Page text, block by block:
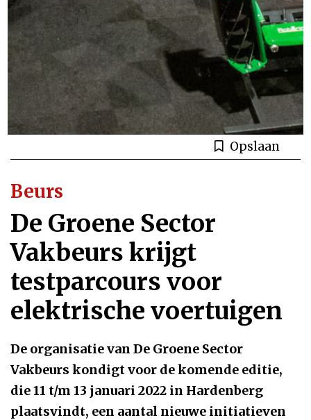
Opslaan
Beurs
De Groene Sector
Vakbeurs krijgt
testparcours voor
elektrische voertuigen
De organisatie van De Groene Sector
Vakbeurs kondigt voor de komende editie,
die 11 t/m 13 januari 2022 in Hardenberg
plaatsvindt, een aantal nieuwe initiatieven